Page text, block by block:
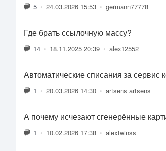
5 • 24.03.2026 15:53 • germann77778
Где брать ссылочную массу?
14 • 18.11.2025 20:39 • alex12552
Автоматические списания за сервис
1 • 20.03.2026 14:30 • artsens artsens
А почему исчезают сгенерённые
1 • 10.02.2026 17:38 • alextwinss